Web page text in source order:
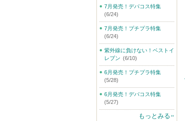
7月発売！デパコス特集
(6/24)
7月発売！プチプラ特集
(6/24)
紫外線に負けない！ベストイ
レブン (6/10)
6月発売！プチプラ特集
(5/28)
6月発売！デパコス特集
(5/27)
もっとみる